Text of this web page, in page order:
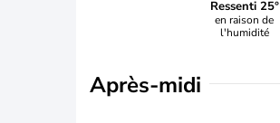
Ressenti 25°
en raison de
l'humidité
Après-midi